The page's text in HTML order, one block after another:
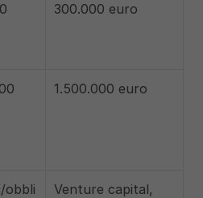
300.000 euro
1.500.000 euro
obbli
Venture capital,